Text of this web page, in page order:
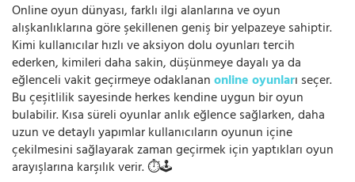
Online oyun dünyası, farklı ilgi alanlarına ve oyun
alışkanlıklarına göre şekillenen geniş bir yelpazeye sahiptir.
Kimi kullanıcılar hızlı ve aksiyon dolu oyunları tercih
ederken, kimileri daha sakin, düşünmeye dayalı ya da
eğlenceli vakit geçirmeye odaklananonline oyunları seçer.
Bu çeşitlilik sayesinde herkes kendine uygun bir oyun
bulabilir. Kısa süreli oyunlar anlık eğlence sağlarken, daha
uzun ve detaylı yapımlar kullanıcıların oyunun içine
çekilmesini sağlayarak zaman geçirmek için yaptıkları oyun
arayışlarına karşılık verir. ⏱️🕹️